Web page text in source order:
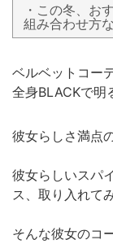
・この冬、お
組み合わせ方
ベルベットコー
全身BLACKで明
彼女らしさ満点
彼女らしいスパ
ス、取り入れて
そんな彼女のコ